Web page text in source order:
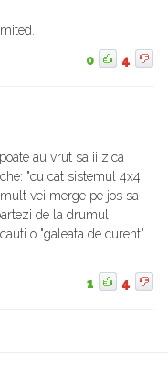
0 4
au vrut sa ii zica
"cu cat sistemul 4x4
vei merge pe jos sa
de la drumul
o "galeata de curent"
1 4